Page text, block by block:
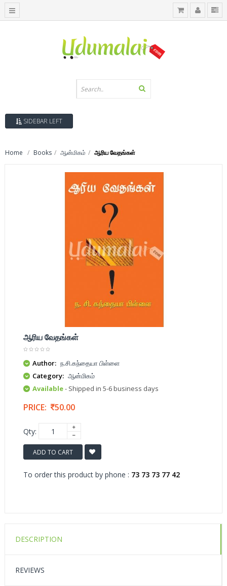
SIDEBAR LEFT
Home Books ஆன்மிகம் ஆரிய வேதங்கள்
ஆரிய வேதங்கள்
Author: ந.சி.கந்தையா பிள்ளை
Category: ஆன்மிகம்
Available- Shipped in 5-6 business days
PRICE: 50.00
Qty:
ADD TO CART
To order this product by phone : 73 73 73 77 42
DESCRIPTION
REVIEWS